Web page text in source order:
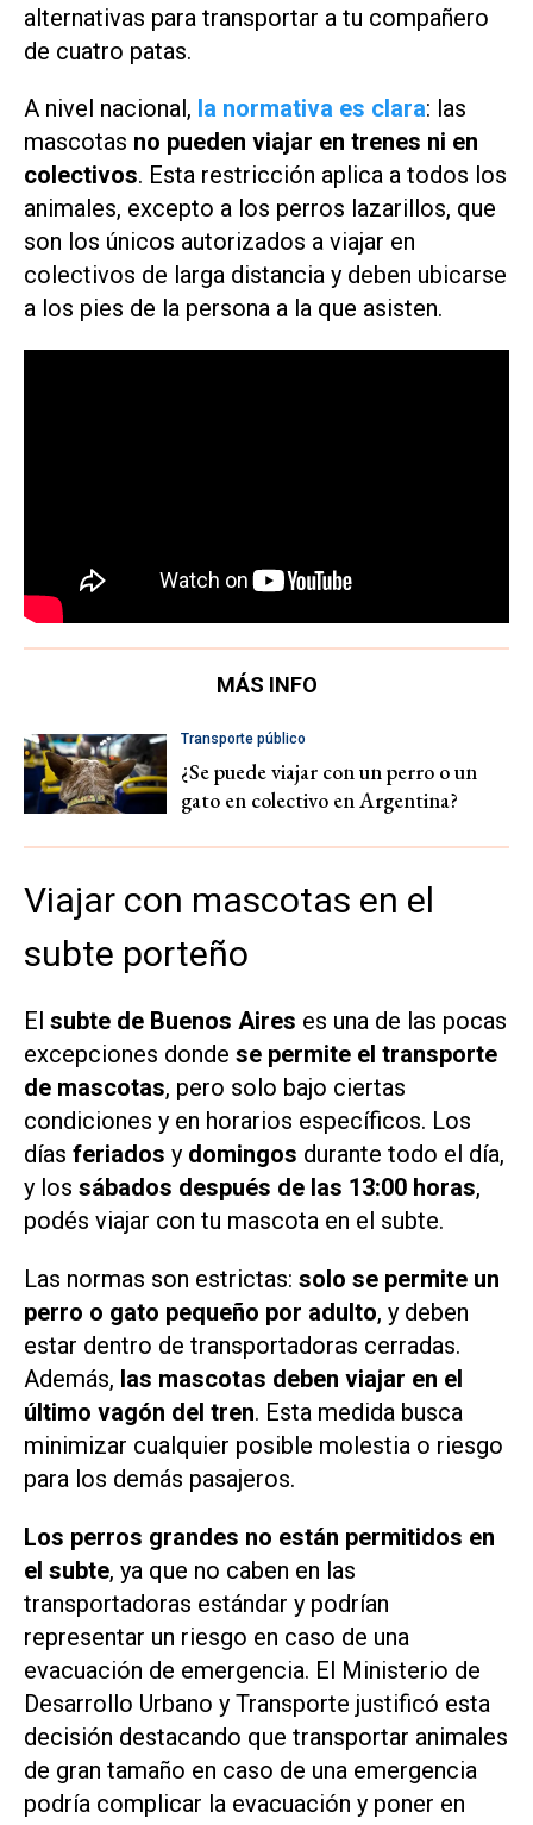
alternativas para transportar a tu compañero
de cuatro patas.
A nivel nacional, la normativa es clara: las
mascotas no pueden viajar en trenes ni en
colectivos. Esta restricción aplica a todos los
animales, excepto a los perros lazarillos, que
son los únicos autorizados a viajar en
colectivos de larga distancia y deben ubicarse
a los pies de la persona a la que asisten.
MÁS INFO
Transporte público
¿Se puede viajar con un perro o un
gato en colectivo en Argentina?
Viajar con mascotas en el
subte porteño
El subte de Buenos Aires es una de las pocas
excepciones donde se permite el transporte
de mascotas, pero solo bajo ciertas
condiciones y en horarios específicos. Los
días feriados y domingos durante todo el día,
y los sábados después de las 13:00 horas,
podés viajar con tu mascota en el subte.
Las normas son estrictas: solo se permite un
perro o gato pequeño por adulto, y deben
estar dentro de transportadoras cerradas.
Además, las mascotas deben viajar en el
último vagón del tren. Esta medida busca
minimizar cualquier posible molestia o riesgo
para los demás pasajeros.
Los perros grandes no están permitidos en
el subte, ya que no caben en las
transportadoras estándar y podrían
representar un riesgo en caso de una
evacuación de emergencia. El Ministerio de
Desarrollo Urbano y Transporte justificó esta
decisión destacando que transportar animales
de gran tamaño en caso de una emergencia
podría complicar la evacuación y poner en